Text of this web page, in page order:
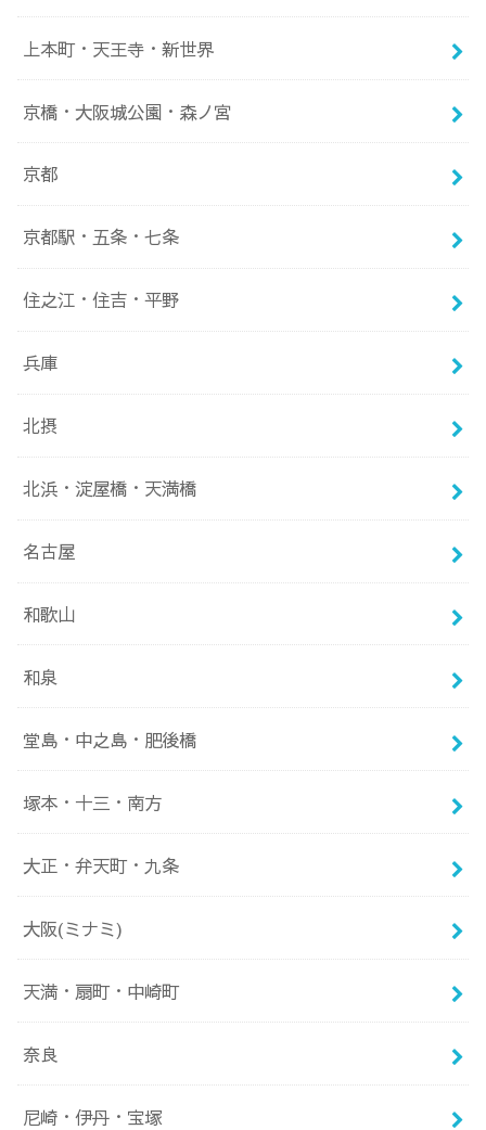
上本町・天王寺・新世界
京橋・大阪城公園・森ノ宮
京都
京都駅・五条・七条
住之江・住吉・平野
兵庫
北摂
北浜・淀屋橋・天満橋
名古屋
和歌山
和泉
堂島・中之島・肥後橋
塚本・十三・南方
大正・弁天町・九条
大阪(ミナミ)
天満・扇町・中崎町
奈良
尼崎・伊丹・宝塚